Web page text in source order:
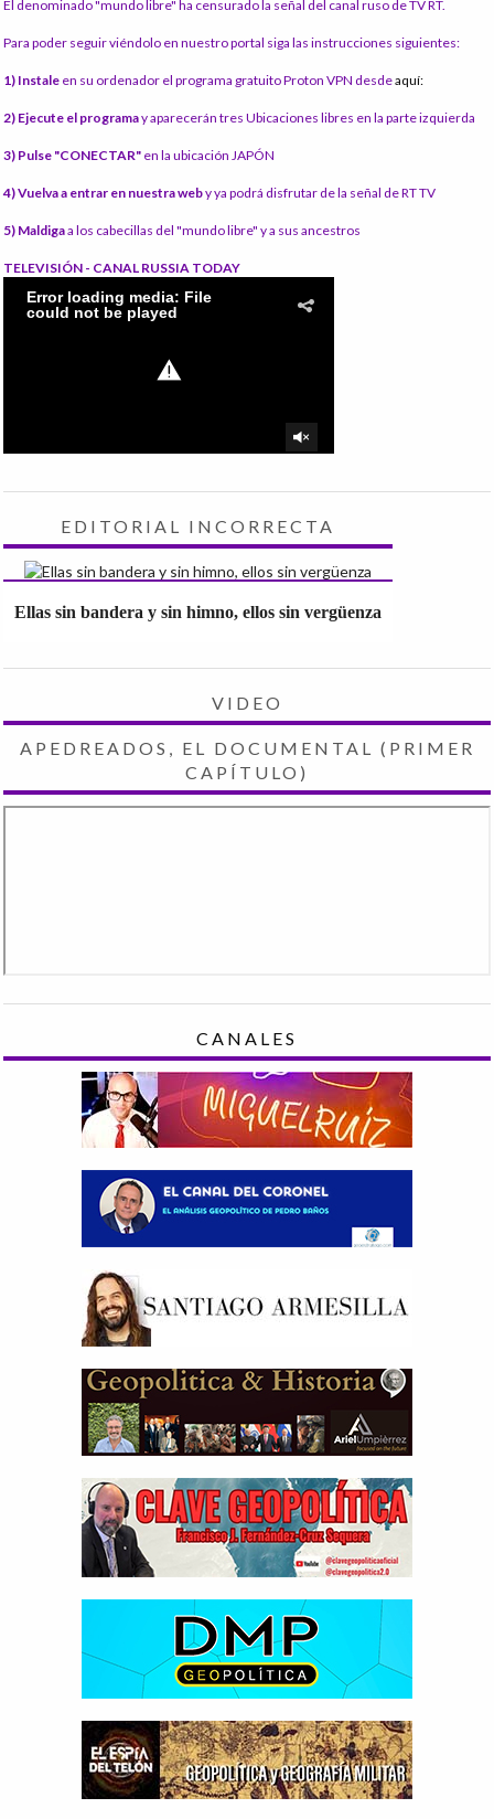
El denominado "mundo libre" ha censurado la señal del canal ruso de TV RT.
Para poder seguir viéndolo en nuestro portal siga las instrucciones siguientes:
1) Instale en su ordenador el programa gratuito Proton VPN desdeaquí:
2) Ejecute el programay aparecerán tres Ubicaciones libres en la parte izquierda
3) Pulse "CONECTAR" en la ubicación JAPÓN
4) Vuelva a entrar en nuestra weby ya podrá disfrutar de la señal de RT TV
5) Maldigaa los cabecillas del "mundo libre" y a sus ancestros
TELEVISIÓN - CANAL RUSSIA TODAY
EDITORIAL INCORRECTA
Ellas sin bandera y sin himno, ellos sin vergüenza
VIDEO
APEDREADOS, EL DOCUMENTAL (PRIMER
CAPÍTULO)
CANALES